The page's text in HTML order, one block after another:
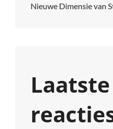
Nieuwe Dimensie van
Laatste